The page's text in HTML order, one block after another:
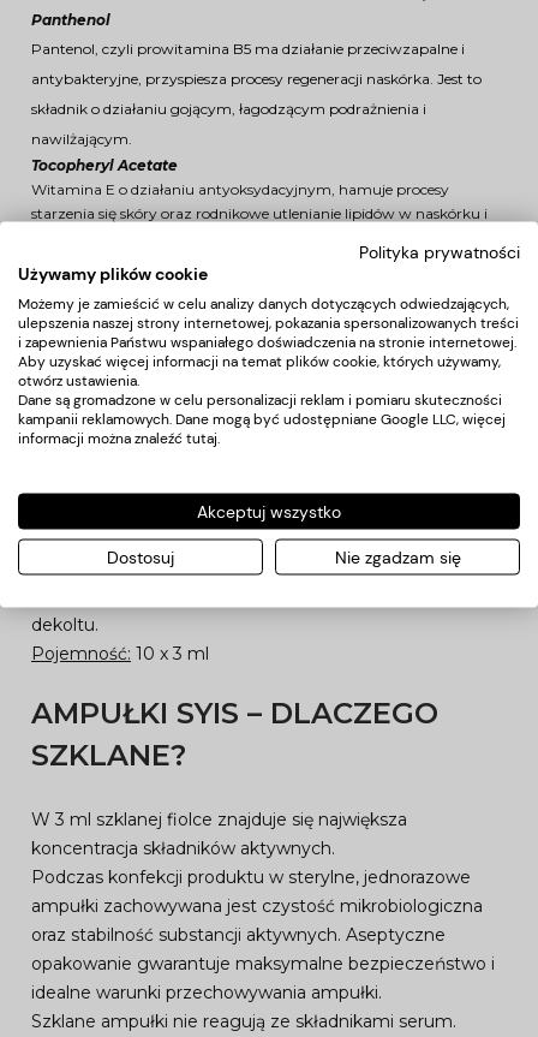
Panthenol
Pantenol, czyli prowitamina B5 ma działanie przeciwzapalne i
antybakteryjne, przyspiesza procesy regeneracji naskórka. Jest to
składnik o działaniu gojącym, łagodzącym podrażnienia i
nawilżającym.
Tocopheryl Acetate
Witamina E o działaniu antyoksydacyjnym, hamuje procesy
starzenia się skóry oraz rodnikowe utlenianie lipidów w naskórku i
skutecznie zapobiega podrażnieniom. Hamuje transepidermalną
utratę wody(TEWL) wpływając na poprawę nawilżenia skóry.
Zapobiega powstawaniu stanów zapalnych, wzmacnia ściany
naczyń krwionośnych i poprawia ukrwienie skóry.
Lactic Acid
Kwas mlekowy ma właściwości nawilżające dzięki zdolności
przenikania przez warstwę rogową naskórka. Zmiękcza oraz
Ampułki przeznaczone są do zabiegów z użyciem
sonoforezy, ultradźwięków, infuzji, mezoterapii
bezigłowej i do stosowania zewnętrznie w pielęgnacji
dekoltu.
Pojemność: 10 x 3 ml
AMPUŁKI SYIS – DLACZEGO
SZKLANE?
W 3 ml szklanej fiolce znajduje się największa
koncentracja składników aktywnych.
Podczas konfekcji produktu w sterylne, jednorazowe
ampułki zachowywana jest czystość mikrobiologiczna
oraz stabilność substancji aktywnych. Aseptyczne
opakowanie gwarantuje maksymalne bezpieczeństwo i
idealne warunki przechowywania ampułki.
Szklane ampułki nie reagują ze składnikami serum.
Polityka prywatności
Używamy plików cookie
Możemy je zamieścić w celu analizy danych dotyczących odwiedzających,
ulepszenia naszej strony internetowej, pokazania spersonalizowanych treści
i zapewnienia Państwu wspaniałego doświadczenia na stronie internetowej.
Aby uzyskać więcej informacji na temat plików cookie, których używamy,
otwórz ustawienia.
Dane są gromadzone w celu personalizacji reklam i pomiaru skuteczności
kampanii reklamowych. Dane mogą być udostępniane Google LLC, więcej
informacji można znaleźć tutaj
Akceptuj wszystko
Dostosuj Nie zgadzam się